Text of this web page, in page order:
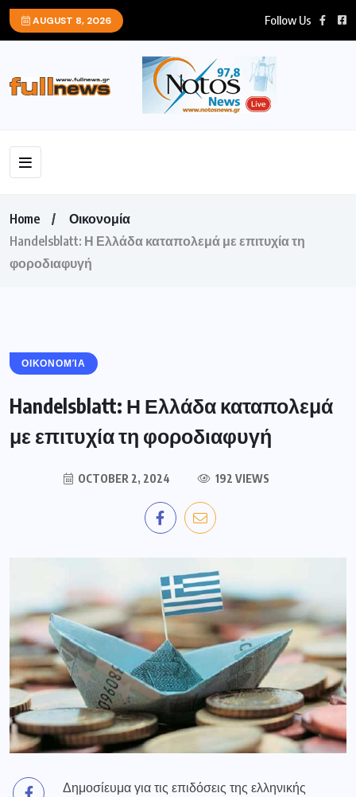
AUGUST 8, 2026 Follow Us
Home
Οικονομία
Handelsblatt: Η Ελλάδα καταπολεμά με επιτυχία τη
φοροδιαφυγή
ΟΙΚΟΝΟΜΊΑ
Handelsblatt: Η Ελλάδα καταπολεμά
με επιτυχία τη φοροδιαφυγή
OCTOBER 2, 2024 192 VIEWS
Δημοσίευμα για τις επιδόσεις της ελληνικής